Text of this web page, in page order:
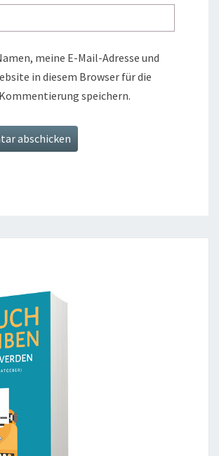
meine E-Mail-Adresse und
in diesem Browser für die
speichern.